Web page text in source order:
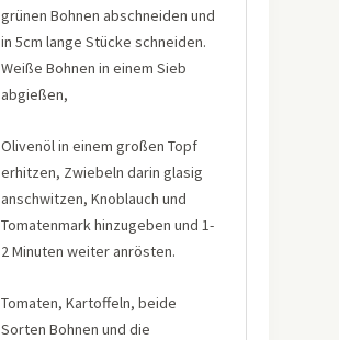
grünen Bohnen abschneiden und
in 5cm lange Stücke schneiden.
Weiße Bohnen in einem Sieb
abgießen,
Olivenöl in einem großen Topf
erhitzen, Zwiebeln darin glasig
anschwitzen, Knoblauch und
Tomatenmark hinzugeben und 1-
2 Minuten weiter anrösten.
Tomaten, Kartoffeln, beide
Sorten Bohnen und die